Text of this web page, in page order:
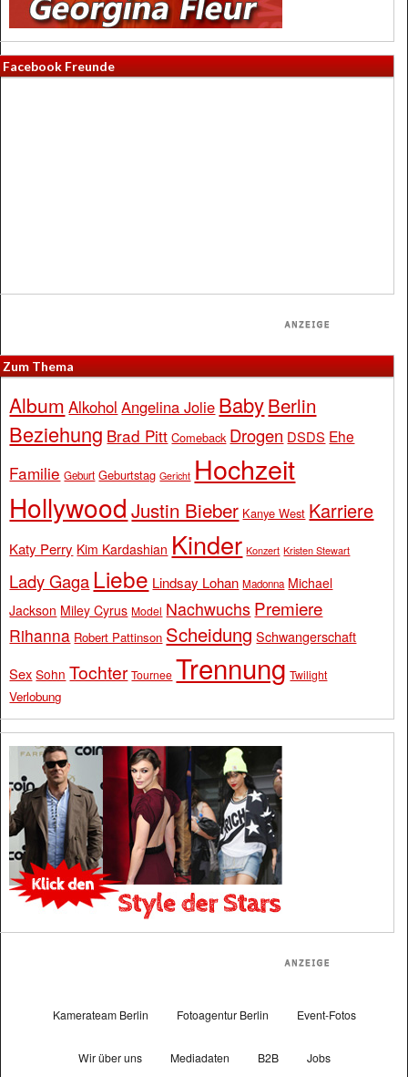
Facebook Freunde
Zum Thema
Album Alkohol Angelina Jolie BabyBerlin
Beziehung Brad Pitt Comeback Drogen DSDS Ehe
Familie Geburt Geburtstag Gericht Hochzeit
Hollywood Justin Bieber Kanye West Karriere
Katy Perry Kim Kardashian Kinder Konzert Kristen Stewart
Lady Gaga Liebe Lindsay Lohan Madonna Michael
Jackson Miley Cyrus Model Nachwuchs Premiere
Rihanna Robert Pattinson Scheidung Schwangerschaft
Sex Sohn Tochter Tournee Trennung Twilight
Verlobung
Kamerateam Berlin Fotoagentur Berlin Event-Fotos
Wir über uns Mediadaten B2B Jobs